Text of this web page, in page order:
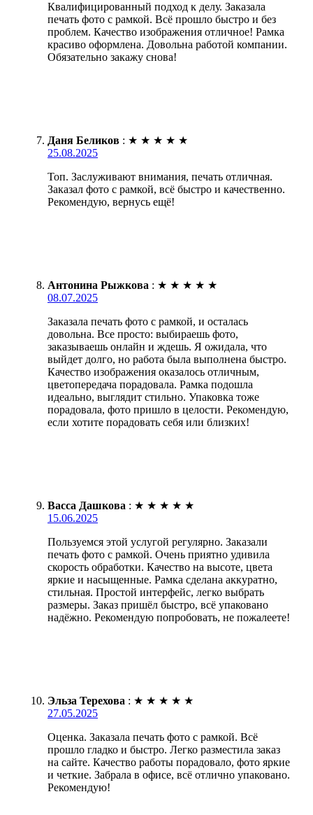
Квалифицированный подход к делу. Заказала
печать фото с рамкой. Всё прошло быстро и без
проблем. Качество изображения отличное! Рамка
красиво оформлена. Довольна работой компании.
Обязательно закажу снова!
Даня Беликов : ★ ★ ★ ★ ★
25.08.2025
Топ. Заслуживают внимания, печать отличная.
Заказал фото с рамкой, всё быстро и качественно.
Рекомендую, вернусь ещё!
Антонина Рыжкова : ★ ★ ★ ★ ★
08.07.2025
Заказала печать фото с рамкой, и осталась
довольна. Все просто: выбираешь фото,
заказываешь онлайн и ждешь. Я ожидала, что
выйдет долго, но работа была выполнена быстро.
Качество изображения оказалось отличным,
цветопередача порадовала. Рамка подошла
идеально, выглядит стильно. Упаковка тоже
порадовала, фото пришло в целости. Рекомендую,
если хотите порадовать себя или близких!
Васса Дашкова : ★ ★ ★ ★ ★
15.06.2025
Пользуемся этой услугой регулярно. Заказали
печать фото с рамкой. Очень приятно удивила
скорость обработки. Качество на высоте, цвета
яркие и насыщенные. Рамка сделана аккуратно,
стильная. Простой интерфейс, легко выбрать
размеры. Заказ пришёл быстро, всё упаковано
надёжно. Рекомендую попробовать, не пожалеете!
Эльза Терехова : ★ ★ ★ ★ ★
27.05.2025
Оценка. Заказала печать фото с рамкой. Всё
прошло гладко и быстро. Легко разместила заказ
на сайте. Качество работы порадовало, фото яркие
и четкие. Забрала в офисе, всё отлично упаковано.
Рекомендую!